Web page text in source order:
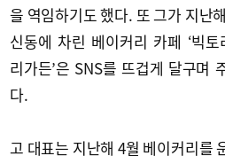
을 역임하기도 했다. 또 그가 지난
신동에 차린 베이커리 카페 ‘빅토
리가든’은 SNS를 뜨겁게 달구며
다.
고 대표는 지난해 4월 베이커리를